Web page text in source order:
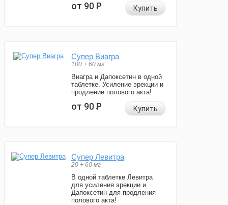
от 90Р Купить
Супер Виагра
100 + 60 мг
Виагра и Дапоксетин в одной
таблетке. Усиление эрекции и
продление полового акта!
от 90Р Купить
Супер Левитра
20 + 60 мг
В одной таблетке Левитра
для усиления эрекции и
Дапоксетин для продления
полового акта!